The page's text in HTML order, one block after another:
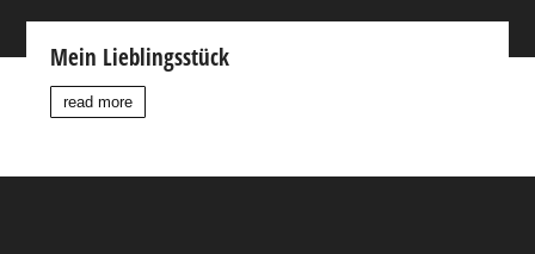
Mein Lieblingsstück
read more